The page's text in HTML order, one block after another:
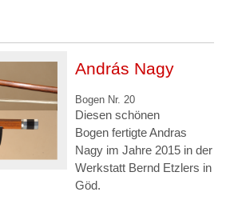
András Nagy
Bogen Nr. 20
Diesen schönen
Bogen fertigte Andras
Nagy im Jahre 2015 in der
Werkstatt Bernd Etzlers in
Göd.